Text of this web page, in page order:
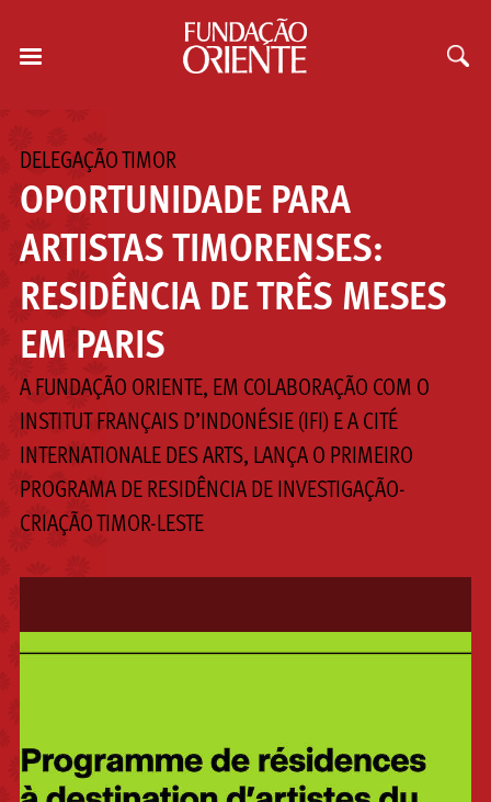
DELEGAÇÃO TIMOR
OPORTUNIDADE PARA
ARTISTAS TIMORENSES:
RESIDÊNCIA DE TRÊS MESES
EM PARIS
A FUNDAÇÃO ORIENTE, EM COLABORAÇÃO COM O
INSTITUT FRANÇAIS D’INDONÉSIE (IFI) E A CITÉ
INTERNATIONALE DES ARTS, LANÇA O PRIMEIRO
PROGRAMA DE RESIDÊNCIA DE INVESTIGAÇÃO-
CRIAÇÃO TIMOR-LESTE